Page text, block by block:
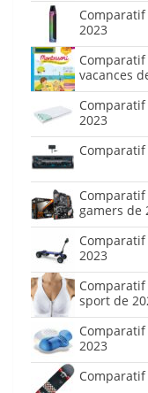
2023
vacances
2023
gamers de
2023
sport de
2023